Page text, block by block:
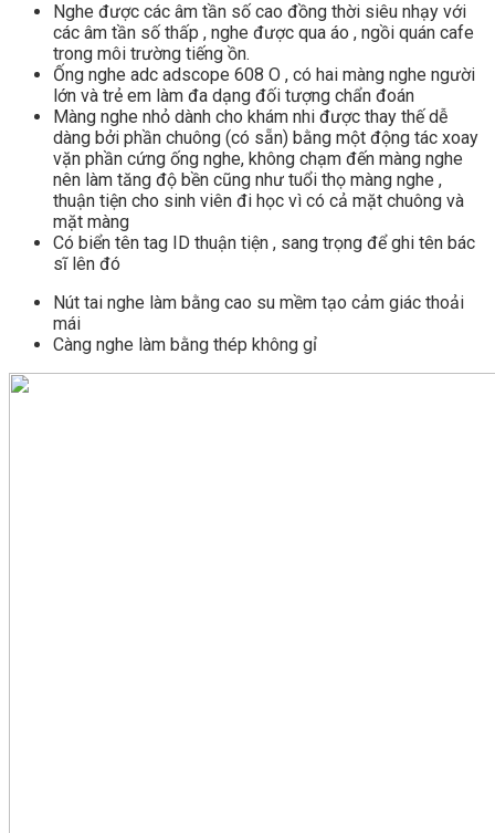
Nghe được các âm tần số cao đồng thời siêu nhạy với
các âm tần số thấp , nghe được qua áo , ngồi quán cafe
trong môi trường tiếng ồn.
Ống nghe adc adscope 608 O , có hai màng nghe người
lớn và trẻ em làm đa dạng đối tượng chẩn đoán
Màng nghe nhỏ dành cho khám nhi được thay thế dễ
dàng bởi phần chuông (có sẵn) bằng một động tác xoay
vặn phần cứng ống nghe, không chạm đến màng nghe
nên làm tăng độ bền cũng như tuổi thọ màng nghe ,
thuận tiện cho sinh viên đi học vì có cả mặt chuông và
mặt màng
Có biển tên tag ID thuận tiện , sang trọng để ghi tên bác
sĩ lên đó
Nút tai nghe làm bằng cao su mềm tạo cảm giác thoải
mái
Càng nghe làm bằng thép không gỉ